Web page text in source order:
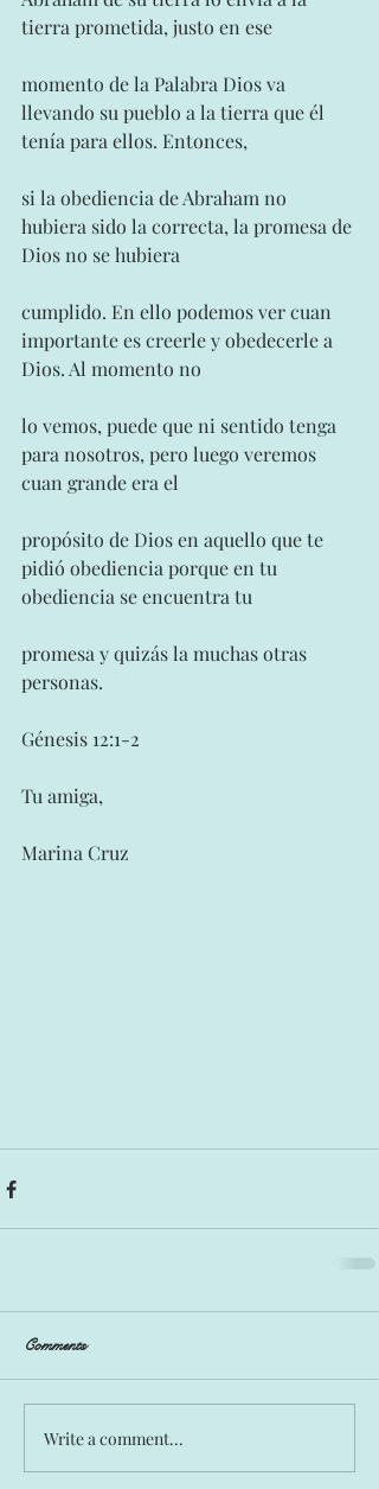
tierra prometida, justo en ese
momento de la Palabra Dios va
llevando su pueblo a la tierra que él
tenía para ellos. Entonces,
si la obediencia de Abraham no
hubiera sido la correcta, la promesa de
Dios no se hubiera
cumplido. En ello podemos ver cuan
importante es creerle y obedecerle a
Dios. Al momento no
lo vemos, puede que ni sentido tenga
para nosotros, pero luego veremos
cuan grande era el
propósito de Dios en aquello que te
pidió obediencia porque en tu
obediencia se encuentra tu
promesa y quizás la muchas otras
personas.
Génesis 12:1-2
Tu amiga,
Marina Cruz
Comments
Write a comment...